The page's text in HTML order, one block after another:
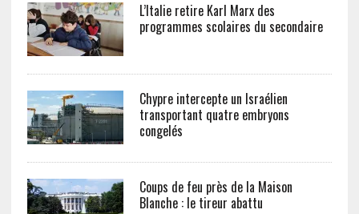
L’Italie retire Karl Marx des
programmes scolaires du secondaire
Chypre intercepte un Israélien
transportant quatre embryons
congelés
Coups de feu près de la Maison
Blanche : le tireur abattu